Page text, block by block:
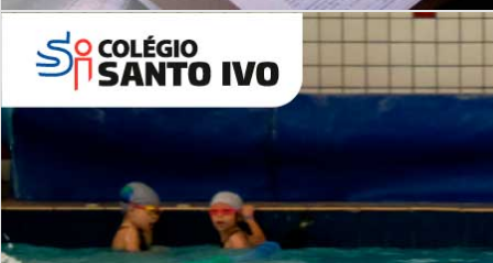
Leituras Literárias
ALUNOS NOVOS
Entre em Contato